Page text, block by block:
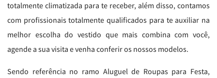
totalmente climatizada para te receber, além disso, contamos
com profissionais totalmente qualificados para te auxiliar na
melhor escolha do vestido que mais combina com você,
agende a sua visita e venha conferir os nossos modelos.
Sendo referência no ramo Aluguel de Roupas para Festa,